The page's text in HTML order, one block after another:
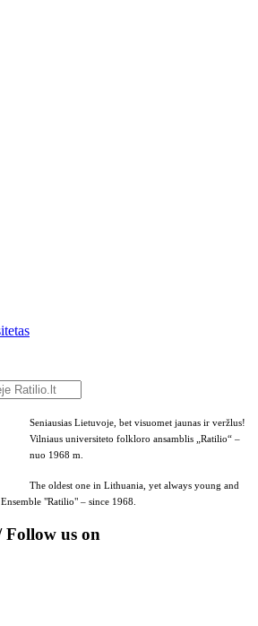
Seniausias Lietuvoje, bet visuomet jaunas ir veržlus!
Vilniaus universiteto folkloro ansamblis „Ratilio“ –
nuo 1968 m.
The oldest one in Lithuania, yet always young and
"Ratilio" – since 1968.
Follow us on